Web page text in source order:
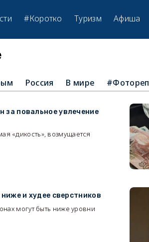
#Коротко Туризм Афиша
Россия В мире #Фотореп
за повальное увлечение
«дикость», возмущается
и худее сверстников
могут быть ниже уровни